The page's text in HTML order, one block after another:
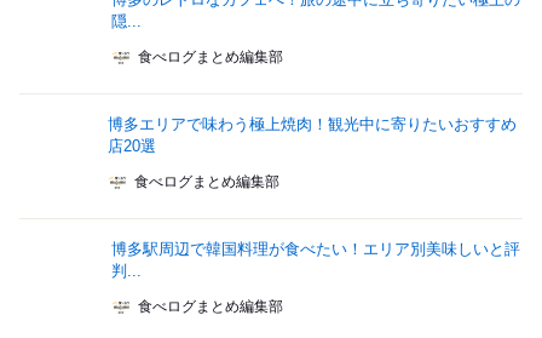
隠...
食べログまとめ編集部
博多エリアで味わう極上焼肉！観光中に寄りたいおすすめ
店20選
食べログまとめ編集部
博多駅周辺で韓国料理が食べたい！エリア別美味しいと評
判...
食べログまとめ編集部